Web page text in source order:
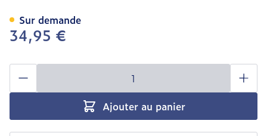
34,95 €
Quantité
Ajouter au panier
Sur demande